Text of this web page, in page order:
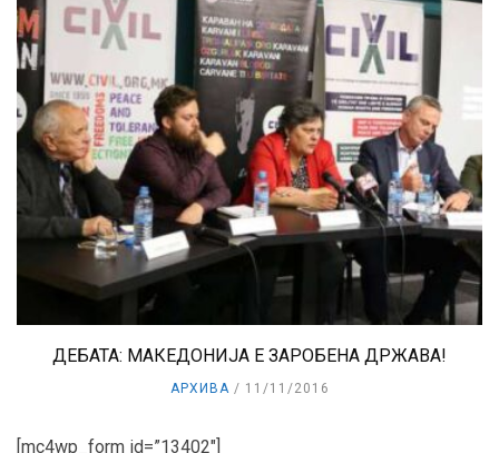
ДЕБАТА: МАКЕДОНИЈА Е ЗАРОБЕНА ДРЖАВА!
АРХИВА 11/11/2016
[mc4wp_form id=”13402″]